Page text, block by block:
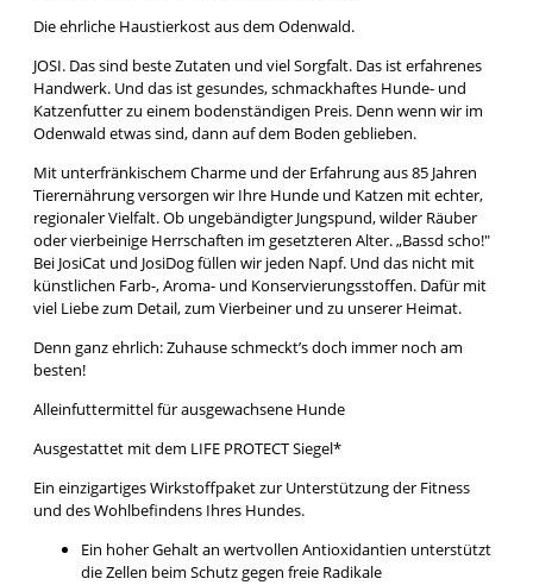
Die ehrliche Haustierkost aus dem Odenwald.
JOSI. Das sind beste Zutaten und viel Sorgfalt. Das ist erfahrenes
Handwerk. Und das ist gesundes, schmackhaftes Hunde- und
Katzenfutter zu einem bodenständigen Preis. Denn wenn wir im
Odenwald etwas sind, dann auf dem Boden geblieben.
Mit unterfränkischem Charme und der Erfahrung aus 85 Jahren
Tierernährung versorgen wir Ihre Hunde und Katzen mit echter,
regionaler Vielfalt. Ob ungebändigter Jungspund, wilder Räuber
oder vierbeinige Herrschaften im gesetzteren Alter. „Bassd scho!"
Bei JosiCat und JosiDog füllen wir jeden Napf. Und das nicht mit
künstlichen Farb-, Aroma- und Konservierungsstoffen. Dafür mit
viel Liebe zum Detail, zum Vierbeiner und zu unserer Heimat.
Denn ganz ehrlich: Zuhause schmeckt’s doch immer noch am
besten!
Alleinfuttermittel für ausgewachsene Hunde
Ausgestattet mit dem LIFE PROTECT Siegel*
Ein einzigartiges Wirkstoffpaket zur Unterstützung der Fitness
und des Wohlbefindens Ihres Hundes.
Ein hoher Gehalt an wertvollen Antioxidantien unterstützt
die Zellen beim Schutz gegen freie Radikale